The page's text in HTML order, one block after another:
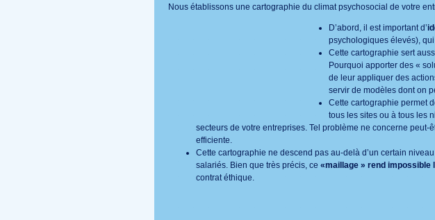
Nous établissons une cartographie du climat psychosocial de votre
D’abord, il est important d’
psychologiques élevés),
Cette cartographie sert
Pourquoi apporter des «
de leur appliquer des
servir de modèles dont on
Cette cartographie permet
tous les sites ou à tous les
secteurs de votre entreprises. Tel problème ne concerne peut-
efficiente.
Cette cartographie ne descend pas au-delà d’un certain
salariés. Bien que très précis, ce «maillage » rend impossible
contrat éthique.